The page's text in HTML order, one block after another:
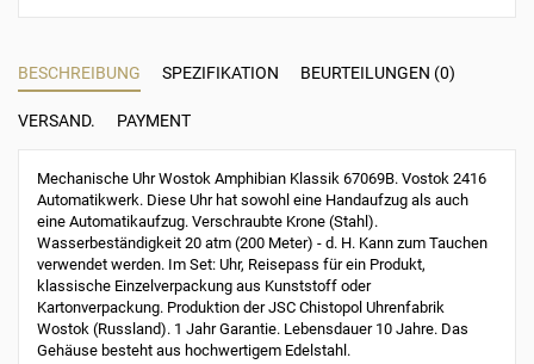
BESCHREIBUNG SPEZIFIKATION BEURTEILUNGEN (0)
VERSAND. PAYMENT
Mechanische Uhr Wostok Amphibian Klassik 67069B. Vostok 2416
Automatikwerk. Diese Uhr hat sowohl eine Handaufzug als auch
eine Automatikaufzug. Verschraubte Krone (Stahl).
Wasserbeständigkeit 20 atm (200 Meter) - d. H. Kann zum Tauchen
verwendet werden. Im Set: Uhr, Reisepass für ein Produkt,
klassische Einzelverpackung aus Kunststoff oder
Kartonverpackung. Produktion der JSC Chistopol Uhrenfabrik
Wostok (Russland). 1 Jahr Garantie. Lebensdauer 10 Jahre. Das
Gehäuse besteht aus hochwertigem Edelstahl.